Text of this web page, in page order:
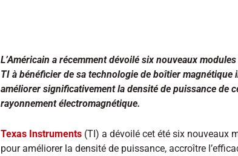
L’Américain a récemment dévoilé six nouveaux
TI à bénéficier de sa technologie de boîtier magnétique
améliorer significativement la densité de puissance de
rayonnement électromagnétique.
Texas Instruments (TI) a dévoilé cet été six nouveaux
pour améliorer la densité de puissance, accroître